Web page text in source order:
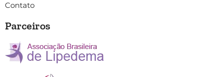
Contato
Parceiros